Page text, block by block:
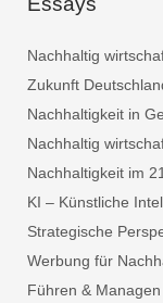
Nachhaltig
Zukunft
Nachhaltigkeit in
Nachhaltig
Nachhaltigkeit im
KI – Künstliche
Strategische
Werbung für
Führen & Managen